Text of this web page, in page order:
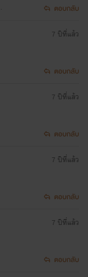
ตอบกลับ
7 ปีที่แล้ว
ตอบกลับ
7 ปีที่แล้ว
ตอบกลับ
7 ปีที่แล้ว
ตอบกลับ
7 ปีที่แล้ว
ตอบกลับ